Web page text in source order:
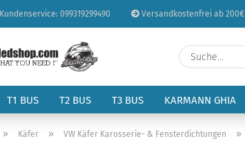
Kundenservice: 099319299490 Versandkostenfrei ab 200€
T1 BUS T2 BUS T3 BUS KARMANN GHIA
» Käfer » VW Käfer Karosserie- & Fensterdichtungen »